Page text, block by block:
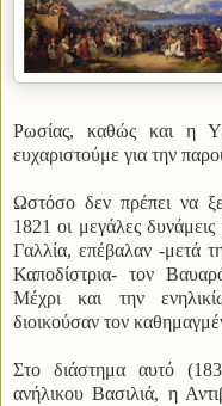
Ρωσίας, καθώς και η
ευχαριστούμε για την
Ωστόσο δεν πρέπει να
1821 οι μεγάλες
Γαλλία, επέβαλαν -μετά
Καποδίστρια- τον
Μέχρι και την
διοικούσαν τον
Στο διάστημα αυτό
ανήλικου Βασιλιά, η